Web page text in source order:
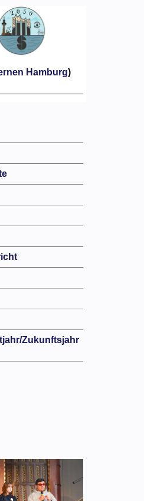
Hamburg)
Zukunftsjahr